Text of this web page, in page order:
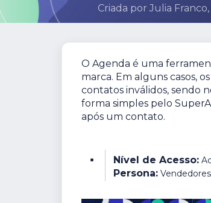
Criada por Julia
O Agenda é uma
marca. Em alguns casos,
contatos inválidos, sendo
forma simples pelo
após um contato.
Nível de Acesso:
Persona: